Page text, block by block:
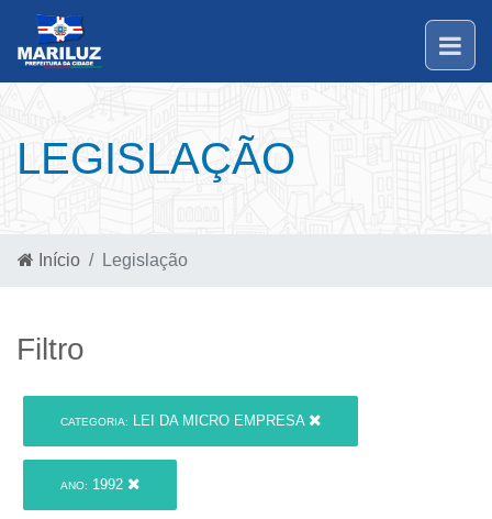
LEGISLAÇÃO
Início Legislação
Filtro
CATEGORIA: LEI DA MICRO EMPRESA
ANO: 1992